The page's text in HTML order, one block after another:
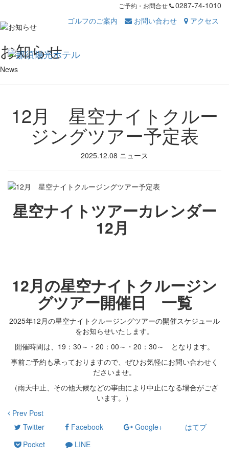
ご予約・お問合せ
0287-74-1010
ゴルフのご案内
お問い合わせ アクセス
お知らせ
News
12月 星空ナイトクルー
ジングツアー予定表
2025.12.08 ニュース
星空ナイトツアーカレンダー
12月
12月の星空ナイトクルージン
グツアー開催日 一覧
2025年12月の星空ナイトクルージングツアーの開催スケジュール
をお知らせいたします。
開催時間は、19：30～・20：00～・20：30～ となります。
事前ご予約も承っておりますので、ぜひお気軽にお問い合わせく
ださいませ。
（雨天中止、その他天候などの事由により中止になる場合がござ
います。）
Prev Post
Twitter
Facebook Google+
はてブ
Pocket
LINE